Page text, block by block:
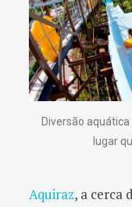
Diversão
lugar
Aquiraz, a cerca